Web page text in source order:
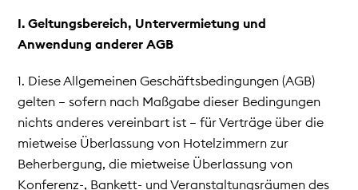
I. Geltungsbereich, Untervermietung und
Anwendung anderer AGB
1. Diese Allgemeinen Geschäftsbedingungen (AGB)
gelten – sofern nach Maßgabe dieser Bedingungen
nichts anderes vereinbart ist – für Verträge über die
mietweise Überlassung von Hotelzimmern zur
Beherbergung, die mietweise Überlassung von
Konferenz-, Bankett- und Veranstaltungsräumen des